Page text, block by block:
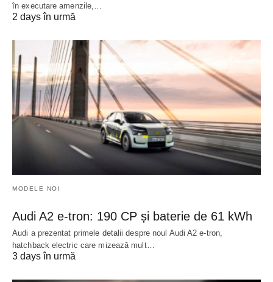
în executare amenzile,…
2 days în urmă
MODELE NOI
Audi A2 e-tron: 190 CP și baterie de 61 kWh
Audi a prezentat primele detalii despre noul Audi A2 e-tron,
hatchback electric care mizează mult…
3 days în urmă